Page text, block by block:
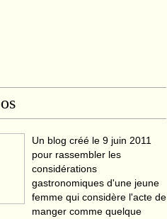
Un blog créé le 9 juin 2011
pour rassembler les
considérations
gastronomiques d'une jeune
femme qui considère l'acte de
manger comme quelque